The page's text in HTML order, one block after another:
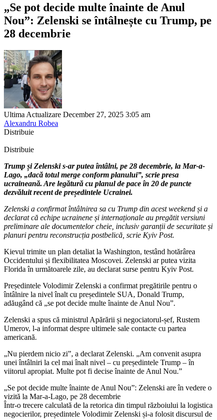
„Se pot decide multe înainte de Anul
Nou”: Zelenski se întâlnește cu Trump, pe
28 decembrie
Ultima Actualizare December 27, 2025 3:05 am
Alexandru Robea
Distribuie
Distribuie
Trump și Zelenski s-ar putea întâlni, pe 28 decembrie, la Mar-a-
Lago, „dacă totul merge conform planului”, scrie presa
ucraineană. Are legătură cu planul de pace în 20 de puncte
dezvăluit recent de președintele Ucrainei.
Zelenski a confirmat întâlnirea sa cu Trump din acest weekend și a
declarat că echipe ucrainene și internaționale au pregătit versiuni
preliminare ale documentelor cheie, inclusiv garanții de securitate și
planuri pentru reconstrucția postbelică, scrie Kyiv Post.
Kievul trimite un plan detaliat la Washington, testând hotărârea
Occidentului și flexibilitatea Moscovei. Zelenski ar putea vizita
Florida în următoarele zile, au declarat surse pentru Kyiv Post.
Președintele Volodimir Zelenski a confirmat pregătirile pentru o
întâlnire la nivel înalt cu președintele SUA, Donald Trump,
adăugând că „se pot decide multe înainte de Anul Nou”.
Zelenski a spus că ministrul Apărării și negociatorul-șef, Rustem
Umerov, l-a informat despre ultimele sale contacte cu partea
americană.
„Nu pierdem nicio zi”, a declarat Zelenski. „Am convenit asupra
unei întâlniri la cel mai înalt nivel – cu președintele Trump – în
viitorul apropiat. Multe pot fi decise înainte de Anul Nou.”
„Se pot decide multe înainte de Anul Nou”: Zelenski are în vedere o
vizită la Mar-a-Lago, pe 28 decembrie
Într-o trecere calculată de la retorica din timpul războiului la logistica
negocierilor, președintele Volodimir Zelenski și-a folosit discursul de